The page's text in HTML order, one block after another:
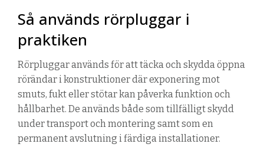
Så används rörpluggar i
praktiken
Rörpluggar används för att täcka och skydda öppna
rörändar i konstruktioner där exponering mot
smuts, fukt eller stötar kan påverka funktion och
hållbarhet. De används både som tillfälligt skydd
under transport och montering samt som en
permanent avslutning i färdiga installationer.